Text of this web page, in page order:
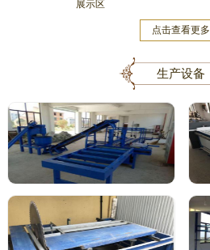
展示区
点击查看更多
生产设备